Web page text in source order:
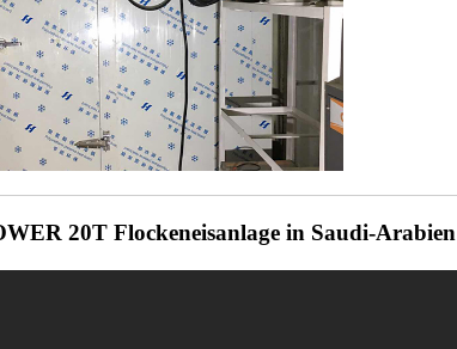
20T Flockeneisanlage in Saudi-Arabien